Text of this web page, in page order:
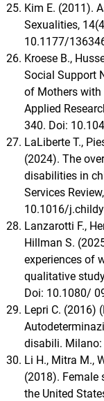
Kim E. (2011).
Sexualities,
10.1177/
Kroese B.,
Social Support
of Mothers
Applied
340. Doi:
LaLiberte T.,
(2024). The
disabilities in
Services
10.1016/
Lanzarotti F.,
Hillman S.
experiences of
qualitative
Doi: 10.1080/
Lepri C. (2016)
disabili. Milano:
Li H., Mitra M.,
(2018).
the United